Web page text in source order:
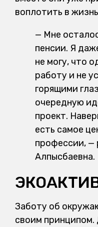
воплотить в
— Мне
пенсии. Я
не могу, что
работу и не
горящими
очередную
проект.
есть самое
профессии, —
Алпысбаевна.
Заботу об
своим принципом.